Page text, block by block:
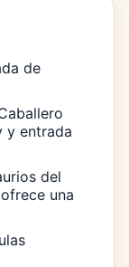
de
y entrada
del
una